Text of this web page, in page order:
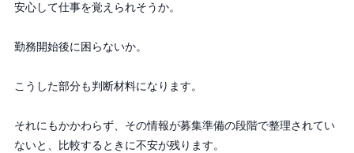
安心して仕事を覚えられそうか。
勤務開始後に困らないか。
こうした部分も判断材料になります。
それにもかかわらず、その情報が募集準備の段階で整理されてい
ないと、比較するときに不安が残ります。